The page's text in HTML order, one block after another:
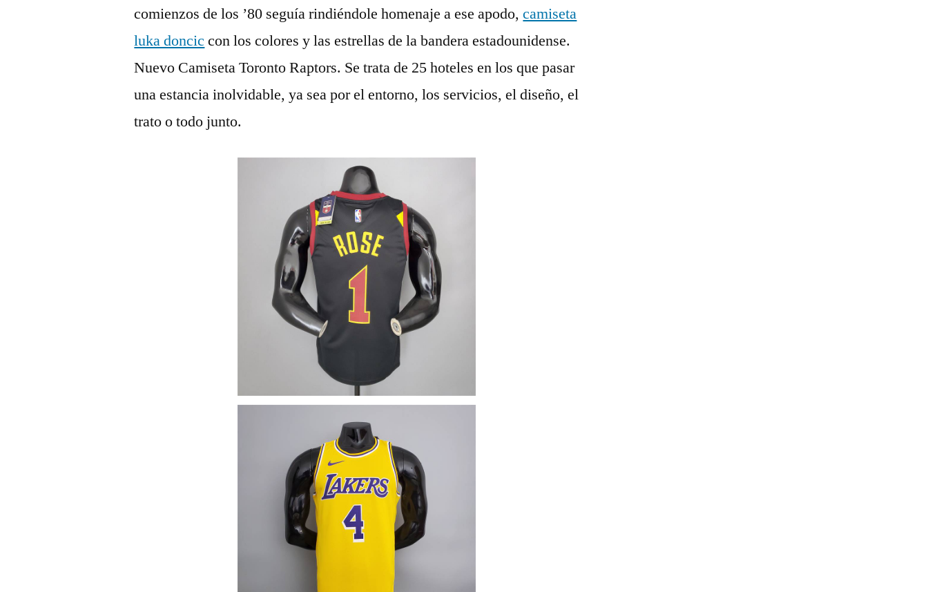
comienzos de los ’80 seguía rindiéndole homenaje a ese apodo,camiseta
luka doncic con los colores y las estrellas de la bandera estadounidense.
Nuevo Camiseta Toronto Raptors. Se trata de 25 hoteles en los que pasar
una estancia inolvidable, ya sea por el entorno, los servicios, el diseño, el
trato o todo junto.